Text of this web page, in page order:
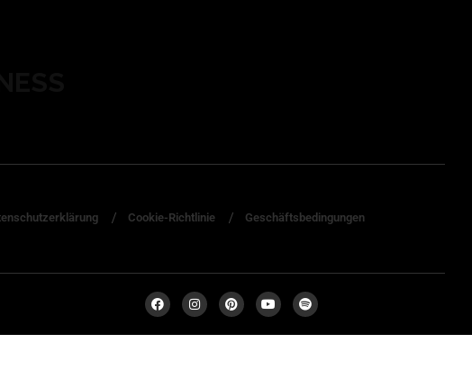
Cookie-Richtlinie Geschäftsbedingungen